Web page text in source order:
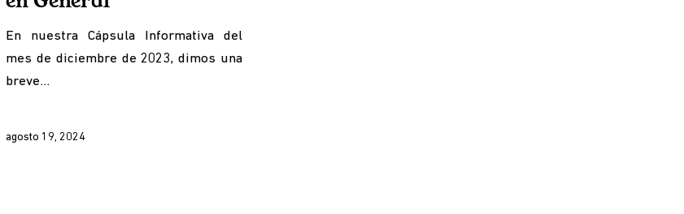
En nuestra Cápsula Informativa del
mes de diciembre de 2023, dimos una
breve…
agosto 19, 2024